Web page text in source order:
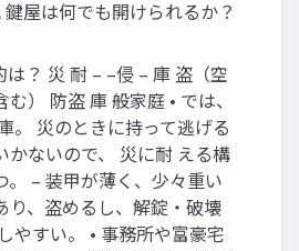
屋は何でも開けられるか？
は？ 災 耐 – –侵 – 庫 盗（空
む） 防盗 庫 般家庭 • では、
。 災のときに持って逃げる
かないので、 災に耐 える構
。 – 装甲が薄く、少々重い
り、盗めるし、解錠・破壊
やすい。 • 事務所や富豪宅